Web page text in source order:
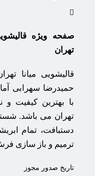
صفحه ویژه
تهران
قالیشویی میانا
حمیدرضا سهرابی
با بهترین کیفیت
تهران می باشد.
دستبافت، تمام
ترمیم و باز سازی
تاریخ صدور مجوز